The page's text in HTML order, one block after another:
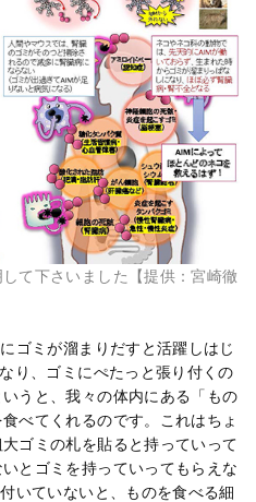
て下さいました【提供：宮崎徹
ゴミが溜まりだすと活躍しはじ
り、ゴミにぺたっと張り付くの
うと、我々の体内にある「もの
べてくれるのです。これはちょ
ゴミの札を貼ると持っていって
とゴミを持っていってもらえな
いていないと、ものを食べる細